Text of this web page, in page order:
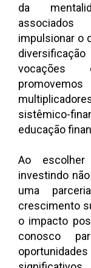
da
impulsionar o
vocações
sistêmico-
educação
Ao
investindo
uma
crescimento
o impacto
conosco